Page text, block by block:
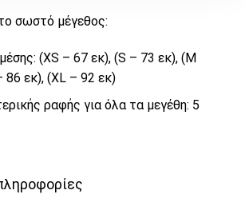
σωστό μέγεθος:
(XS – 67 εκ), (S – 73 εκ), (M
86 εκ), (XL – 92 εκ)
ραφής για όλα τα μεγέθη: 5